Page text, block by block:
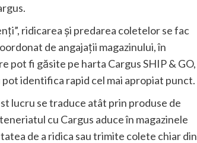
ridicarea și predarea coletelor se fac
de angajații magazinului, în
pot fi găsite pe harta Cargus SHIP & GO,
identifica rapid cel mai apropiat punct.
lucru se traduce atât prin produse de
cu Cargus aduce în magazinele
de a ridica sau trimite colete chiar din